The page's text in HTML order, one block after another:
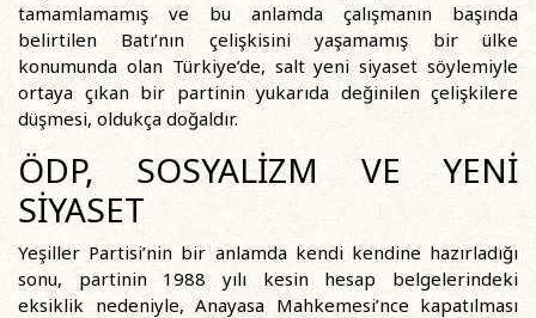
tamamlamamış ve bu anlamda çalışmanın başında
belirtilen Batı’nın çelişkisini yaşamamış bir ülke
konumunda olan Türkiye’de, salt yeni siyaset söylemiyle
ortaya çıkan bir partinin yukarıda değinilen çelişkilere
düşmesi, oldukça doğaldır.
ÖDP, SOSYALİZM VE YENİ
SİYASET
Yeşiller Partisi’nin bir anlamda kendi kendine hazırladığı
sonu, partinin 1988 yılı kesin hesap belgelerindeki
eksiklik nedeniyle, Anayasa Mahkemesi’nce kapatılması